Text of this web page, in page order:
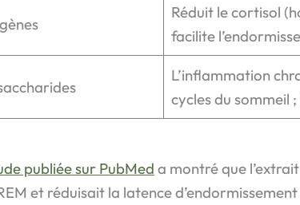
Réduit le cortisol
facilite
L’inflammation
cycles du sommeil ;
publiée sur PubMed a montré que
et réduisait la latence d’endormissement